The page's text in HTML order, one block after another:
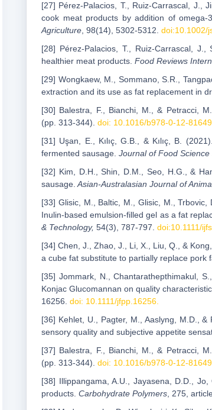
[27] Pérez-Palacios, T., Ruiz-Carrascal, J.,
cook meat products by addition of omega-
Agriculture , 98(14), 5302-5312. doi:10.1002/
[28] Pérez-Palacios, T., Ruiz-Carrascal,
healthier meat products. Food Reviews
[29] Wongkaew, M., Sommano, S.R.,
extraction and its use as fat replacement in
[30] Balestra, F., Bianchi, M., & Petracci,
(pp. 313-344). doi: 10.1016/b978-0-12-
[31] Uşan, E., Kılıç, G.B., & Kılıç, B.
fermented sausage. Journal of Food
[32] Kim, D.H., Shin, D.M., Seo, H.G., &
sausage. Asian-Australasian Journal of
[33] Glisic, M., Baltic, M., Glisic, M.,
Inulin-based emulsion-filled gel as a fat
& Technology, 54(3), 787-797. doi:10.1111/
[34] Chen, J., Zhao, J., Li, X., Liu, Q., &
a cube fat substitute to partially replace pork
[35] Jommark, N., Chantarathepthimakul,
Konjac Glucomannan on quality
16256. doi: 10.1111/jfpp.16256.
[36] Kehlet, U., Pagter, M., Aaslyng, M.D.,
sensory quality and subjective appetite
[37] Balestra, F., Bianchi, M., & Petracci,
(pp. 313-344). doi: 10.1016/b978-0-12-
[38] Illippangama, A.U., Jayasena, D.D.,
products. Carbohydrate Polymers , 275,